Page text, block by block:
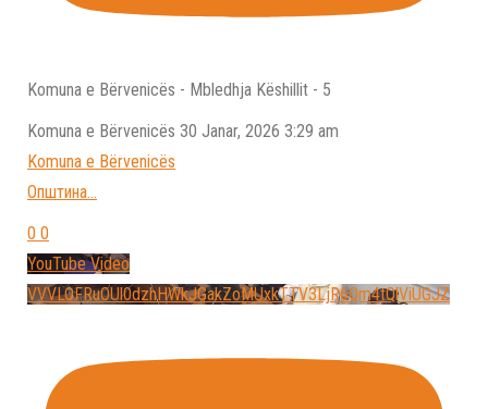
Komuna e Bërvenicës - Mbledhja Këshillit - 5
Komuna e Bёrvenicёs 30 Janar, 2026 3:29 am
Komuna e Bёrvenicёs
Општина...
0 0
YouTube Video
VVVLOFRuOUl0dzhHWkJGakZoMUxkTTV3LjR6Qm4tQlViUGJZ